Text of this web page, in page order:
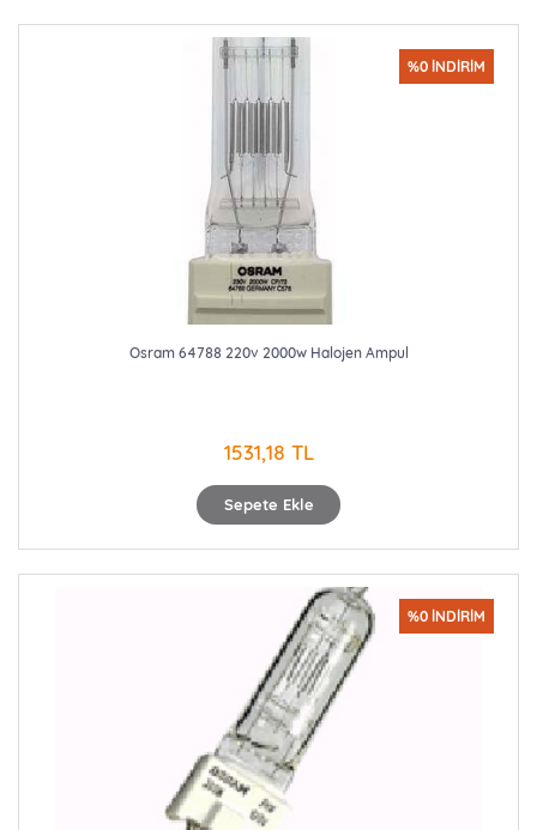
Sepete Ekle
%0 İNDİRİM
Osram 64788 220v 2000w Halojen Ampul
1531,18 TL
%0 İNDİRİM